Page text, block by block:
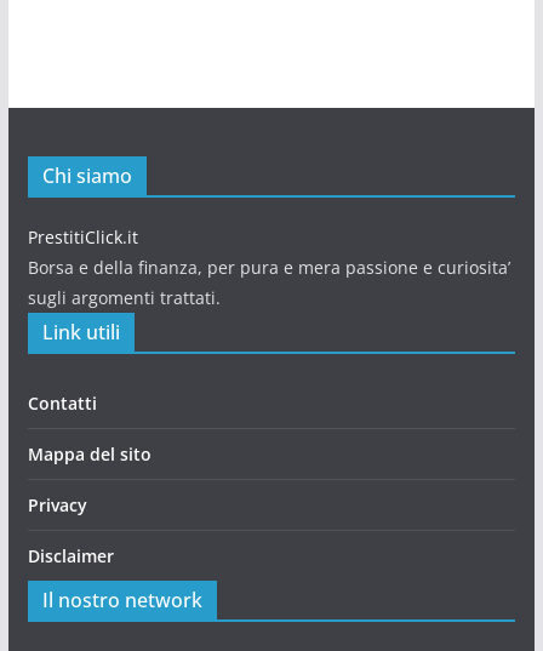
Chi siamo
PrestitiClick.it
Borsa e della finanza, per pura e mera passione e curiosita’
sugli argomenti trattati.
Link utili
Contatti
Mappa del sito
Privacy
Disclaimer
Il nostro network